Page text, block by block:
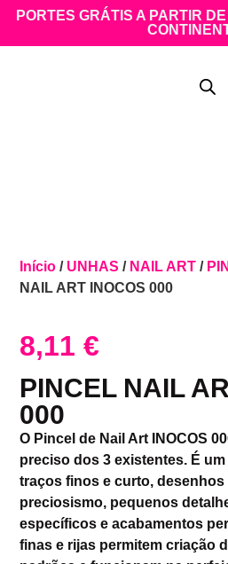
PORTES GRÁTIS A PARTIR
Início / UNHAS / NAIL ART /
NAIL ART INOCOS 000
8,11€
PINCEL NAIL
000
O Pincel de Nail Art INOCOS
preciso dos 3 existentes. É
traços finos e curto, desenhos
preciosismo, pequenos
específicos e acabamentos
finas e rijas permitem criação